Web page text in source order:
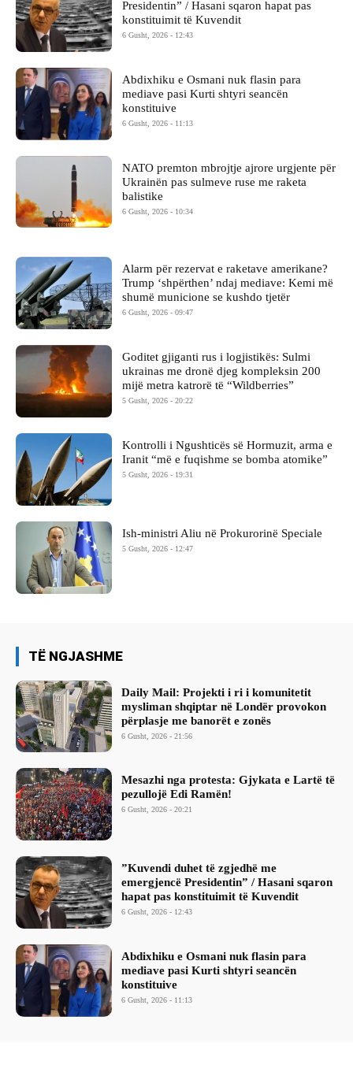
Presidentin” / Hasani sqaron hapat pas
konstituimit të Kuvendit
6 Gusht, 2026 - 12:43
Abdixhiku e Osmani nuk flasin para
mediave pasi Kurti shtyri seancën
konstituive
6 Gusht, 2026 - 11:13
NATO premton mbrojtje ajrore urgjente për
Ukrainën pas sulmeve ruse me raketa
balistike
6 Gusht, 2026 - 10:34
Alarm për rezervat e raketave amerikane?
Trump ‘shpërthen’ ndaj mediave: Kemi më
shumë municione se kushdo tjetër
6 Gusht, 2026 - 09:47
Goditet gjiganti rus i logjistikës: Sulmi
ukrainas me dronë djeg kompleksin 200
mijë metra katrorë të “Wildberries”
5 Gusht, 2026 - 20:22
Kontrolli i Ngushticës së Hormuzit, arma e
Iranit “më e fuqishme se bomba atomike”
5 Gusht, 2026 - 19:31
Ish-ministri ​Aliu në Prokurorinë Speciale
5 Gusht, 2026 - 12:47
TË NGJASHME
Daily Mail: Projekti i ri i komunitetit
mysliman shqiptar në Londër provokon
përplasje me banorët e zonës
6 Gusht, 2026 - 21:56
Mesazhi nga protesta: Gjykata e Lartë të
pezullojë Edi Ramën!
6 Gusht, 2026 - 20:21
​”Kuvendi duhet të zgjedhë me
emergjencë Presidentin” / Hasani sqaron
hapat pas konstituimit të Kuvendit
6 Gusht, 2026 - 12:43
Abdixhiku e Osmani nuk flasin para
mediave pasi Kurti shtyri seancën
konstituive
6 Gusht, 2026 - 11:13